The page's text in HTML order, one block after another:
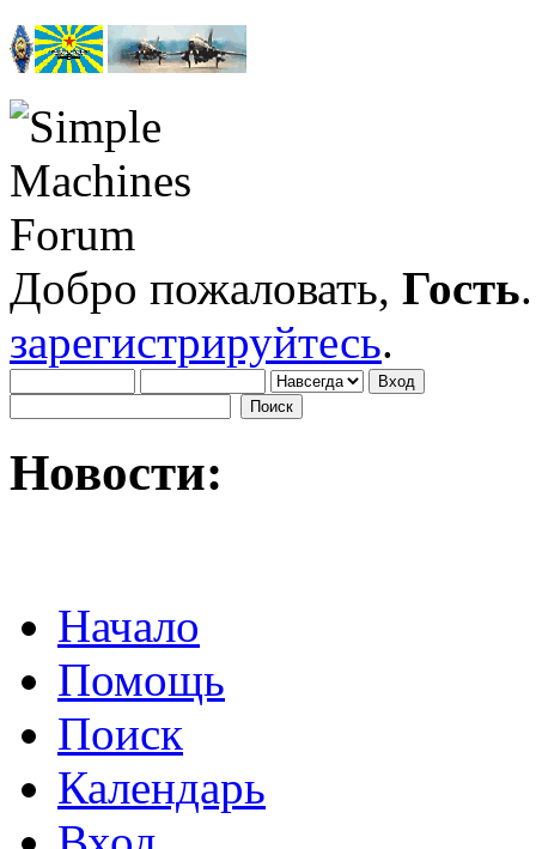
Добро пожаловать, Гость
зарегистрируйтесь.
Новости:
Начало
Помощь
Поиск
Календарь